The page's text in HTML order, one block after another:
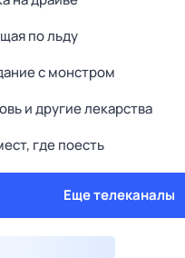
по льду
с монстром
и другие лекарства
где поесть
Еще телеканалы